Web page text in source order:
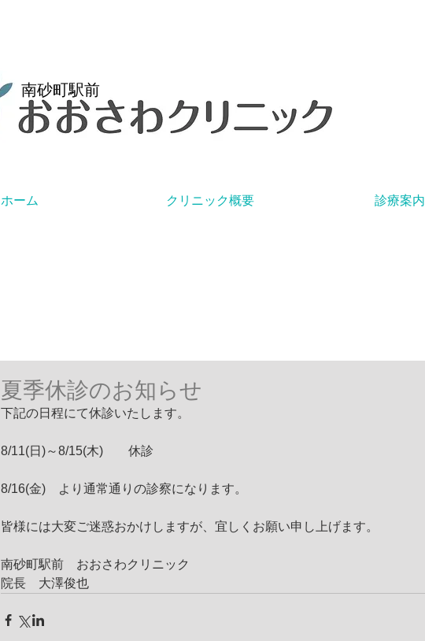
南砂町駅前
ホーム クリニック概要 診療案内
夏季休診のお知らせ
下記の日程にて休診いたします。
8/11(日)～8/15(木)　　休診
8/16(金)　より通常通りの診察になります。
皆様には大変ご迷惑おかけしますが、宜しくお願い申し上げます。
南砂町駅前　おおさわクリニック
院長　大澤俊也